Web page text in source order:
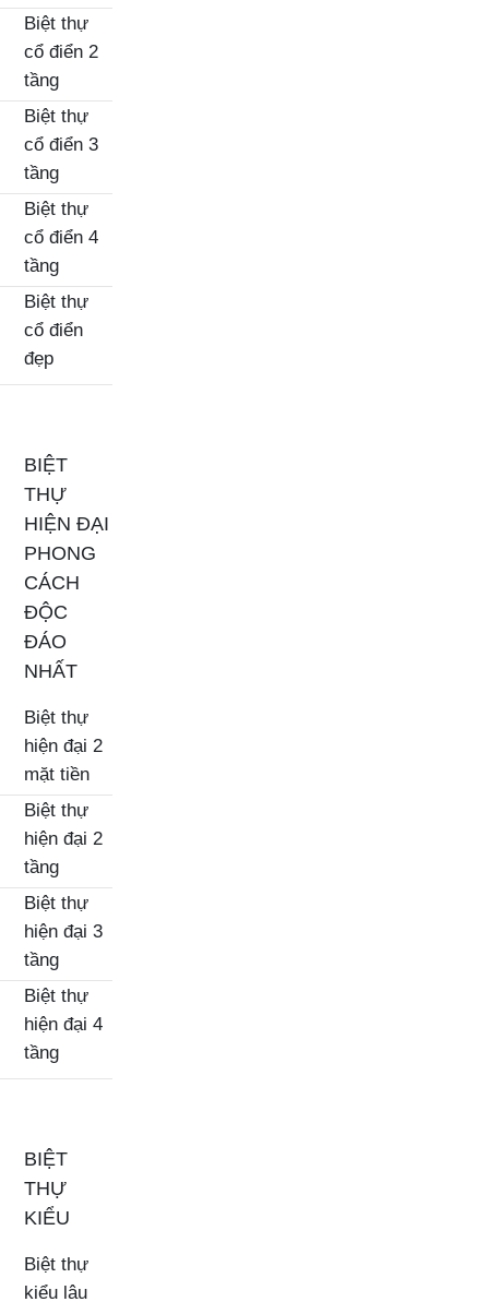
Biệt thự
cổ điển 2
tầng
Biệt thự
cổ điển 3
tầng
Biệt thự
cổ điển 4
tầng
Biệt thự
cổ điển
đẹp
BIỆT
THỰ
HIỆN ĐẠI
PHONG
CÁCH
ĐỘC
ĐÁO
NHẤT
Biệt thự
hiện đại 2
mặt tiền
Biệt thự
hiện đại 2
tầng
Biệt thự
hiện đại 3
tầng
Biệt thự
hiện đại 4
tầng
BIỆT
THỰ
KIỂU
Biệt thự
kiểu lâu